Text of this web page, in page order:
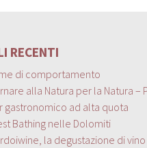
RECENTI
di comportamento
alla Natura per la Natura –
gastronomico ad alta quota
Bathing nelle Dolomiti
la degustazione di